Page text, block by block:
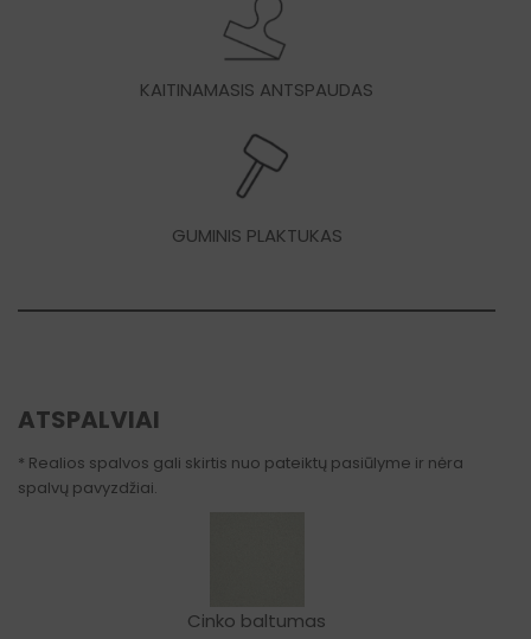
KAITINAMASIS ANTSPAUDAS
GUMINIS PLAKTUKAS
ATSPALVIAI
* Realios spalvos gali skirtis nuo pateiktų pasiūlyme ir nėra
spalvų pavyzdžiai.
Cinko baltumas